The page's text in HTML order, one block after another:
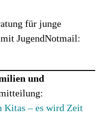
für junge
JugendNotmail:
und
Kitas – es wird Zeit